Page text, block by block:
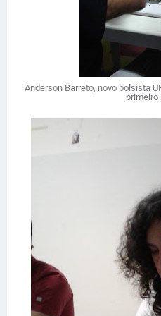
Anderson Barreto, novo bolsista
primeiro